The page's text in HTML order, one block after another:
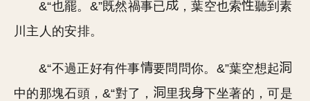
&“也罷。&”既然禍事已 ，葉空也索
聽到素
川主人的安排。
&“不過正好有件事
要問問你。&”葉空想起
中的那塊石頭，&“對了，
里我
下坐著的，可是